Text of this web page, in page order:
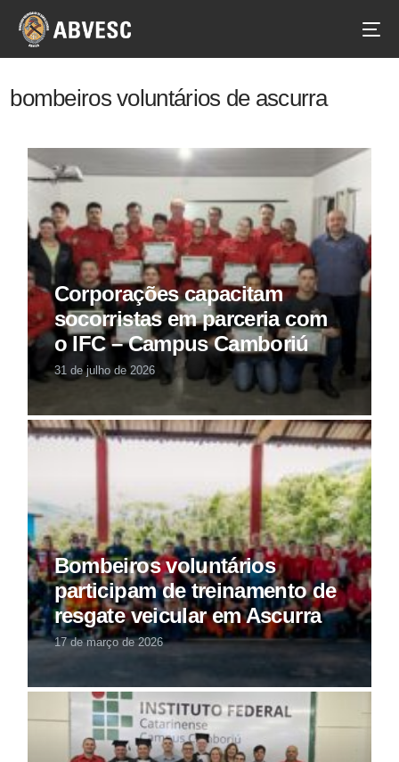
bombeiros voluntários de ascurra
Corporações capacitam
socorristas em parceria com
o IFC – Campus Camboriú
31 de julho de 2026
Bombeiros voluntários
participam de treinamento de
resgate veicular em Ascurra
17 de março de 2026